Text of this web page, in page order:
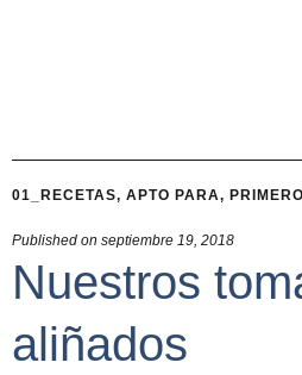
01_RECETAS, APTO PARA,
Published on septiembre 19, 2018
Nuestros
aliñados